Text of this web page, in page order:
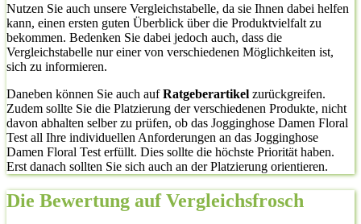
Nutzen Sie auch unsere Vergleichstabelle, da sie Ihnen dabei helfen
kann, einen ersten guten Überblick über die Produktvielfalt zu
bekommen. Bedenken Sie dabei jedoch auch, dass die
Vergleichstabelle nur einer von verschiedenen Möglichkeiten ist,
sich zu informieren.
Daneben können Sie auch aufRatgeberartikel zurückgreifen.
Zudem sollte Sie die Platzierung der verschiedenen Produkte, nicht
davon abhalten selber zu prüfen, ob das Jogginghose Damen Floral
Test all Ihre individuellen Anforderungen an das Jogginghose
Damen Floral Test erfüllt. Dies sollte die höchste Priorität haben.
Erst danach sollten Sie sich auch an der Platzierung orientieren.
Die Bewertung auf Vergleichsfrosch